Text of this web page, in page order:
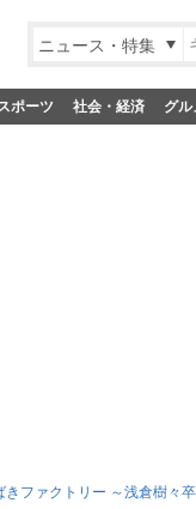
ニュース・特集
ポーツ 社会・経済 グル
ファクトリー ～浅倉樹々卒